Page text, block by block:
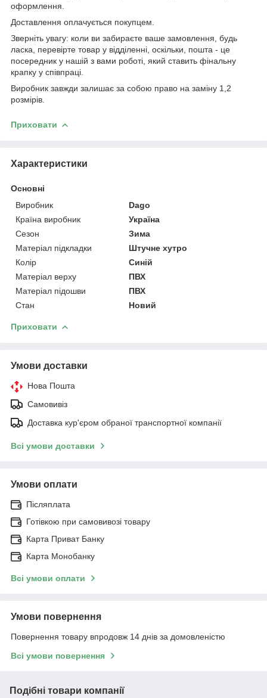
оформлення.
Доставлення оплачується покупцем.
Зверніть увагу: коли ви забираєте ваше замовлення, будь
ласка, перевірте товар у відділенні, оскільки, пошта - це
посередник у нашій з вами роботі, який ставить фінальну
крапку у співпраці.
Виробник завжди залишає за собою право на заміну 1,2
розмірів.
Приховати
Характеристики
Основні
Виробник
Dago
Країна виробник
Україна
Сезон
Зима
Матеріал підкладки
Штучне хутро
Колір
Синій
Матеріал верху
ПВХ
Матеріал підошви
ПВХ
Стан
Новий
Приховати
Умови доставки
Нова Пошта
Самовивіз
Доставка кур'єром обраної транспортної компанії
Всі умови доставки
Умови оплати
Післяплата
Готівкою при самовивозі товару
Карта Приват Банку
Карта Монобанку
Всі умови оплати
Умови повернення
Повернення товару впродовж 14 днів за домовленістю
Всі умови повернення
Подібні товари компанії